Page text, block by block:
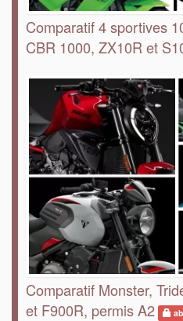
Comparatif 4 sportives
CBR 1000, ZX10R et
Comparatif Monster,
et F900R, permis A2